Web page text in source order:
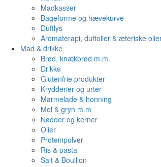
Madkasser
Bageforme og hævekurve
Duftlys
Aromaterapi, duftolier & æteriske
Mad & drikke
Brød, knækbrød m.m.
Drikke
Glutenfrie produkter
Krydderier og urter
Marmelade & honning
Mel & gryn m.m
Nødder og kerner
Olier
Proteinpulver
Ris & pasta
Salt & Boullion